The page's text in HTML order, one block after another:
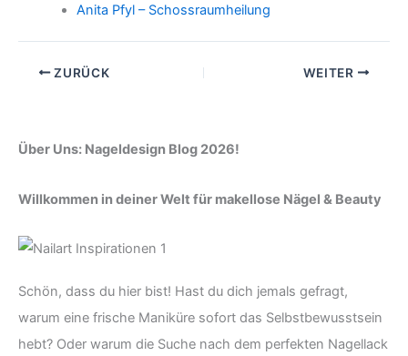
Anita Pfyl – Schossraumheilung
ZURÜCK WEITER
Über Uns: Nageldesign Blog 2026!
Willkommen in deiner Welt für makellose Nägel & Beauty
Schön, dass du hier bist! Hast du dich jemals gefragt,
warum eine frische Maniküre sofort das Selbstbewusstsein
hebt? Oder warum die Suche nach dem perfekten Nagellack